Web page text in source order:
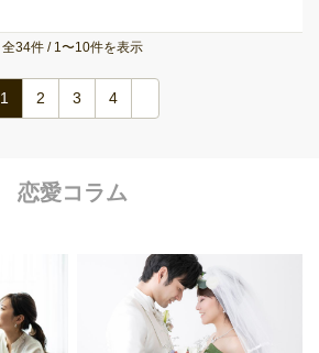
全34件 / 1〜10件を表示
1 2 3 4
恋愛コラム